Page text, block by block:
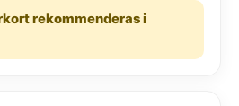
rekommenderas i